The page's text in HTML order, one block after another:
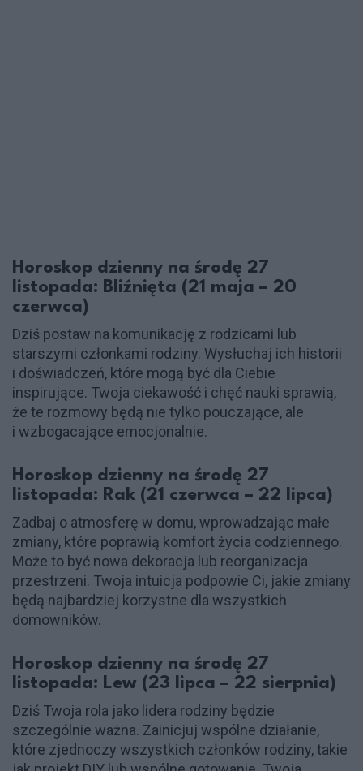
Horoskop dzienny na środę 27
listopada: Bliźnięta (21 maja – 20
czerwca)
Dziś postaw na komunikację z rodzicami lub
starszymi członkami rodziny. Wysłuchaj ich historii
i doświadczeń, które mogą być dla Ciebie
inspirujące. Twoja ciekawość i chęć nauki sprawią,
że te rozmowy będą nie tylko pouczające, ale
i wzbogacające emocjonalnie.
Horoskop dzienny na środę 27
listopada: Rak (21 czerwca – 22 lipca)
Zadbaj o atmosferę w domu, wprowadzając małe
zmiany, które poprawią komfort życia codziennego.
Może to być nowa dekoracja lub reorganizacja
przestrzeni. Twoja intuicja podpowie Ci, jakie zmiany
będą najbardziej korzystne dla wszystkich
domowników.
Horoskop dzienny na środę 27
listopada: Lew (23 lipca – 22 sierpnia)
Dziś Twoja rola jako lidera rodziny będzie
szczególnie ważna. Zainicjuj wspólne działanie,
które zjednoczy wszystkich członków rodziny, takie